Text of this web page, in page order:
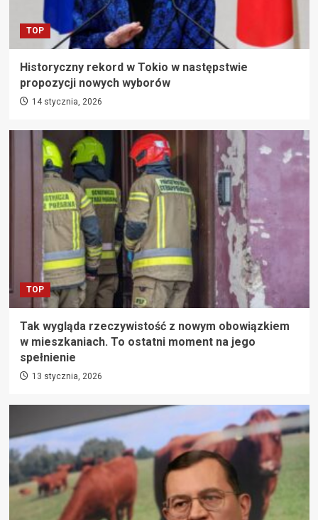
TOP
Historyczny rekord w Tokio w następstwie
propozycji nowych wyborów
14 stycznia, 2026
TOP
Tak wygląda rzeczywistość z nowym obowiązkiem
w mieszkaniach. To ostatni moment na jego
spełnienie
13 stycznia, 2026